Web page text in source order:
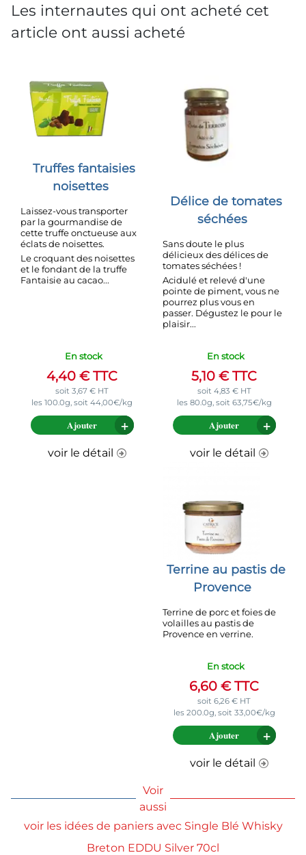
Les internautes qui ont acheté cet
article ont aussi acheté
Truffes fantaisies
noisettes
Laissez-vous transporter
par la gourmandise de
cette truffe onctueuse aux
éclats de noisettes.
Le croquant des noisettes
et le fondant de la truffe
Fantaisie au cacao...
En stock
4,40 €TTC
soit 3,67 € HT
les 100.0g, soit 44,00€/kg
Ajouter
voir le détail
Délice de tomates
séchées
Sans doute le plus
délicieux des délices de
tomates séchées !
Acidulé et relevé d'une
pointe de piment, vous ne
pourrez plus vous en
passer. Dégustez le pour le
plaisir...
En stock
5,10 €TTC
soit 4,83 €HT
les 80.0g, soit 63,75€/kg
Ajouter
voir le détail
Terrine au pastis de
Provence
Terrine de porc et foies de
volailles au pastis de
Provence en verrine.
En stock
6,60 €TTC
soit 6,26 € HT
les 200.0g, soit 33,00€/kg
Ajouter
voir le détail
Voir
aussi
voir les idées de paniers avec Single Blé Whisky
Breton EDDU Silver 70cl